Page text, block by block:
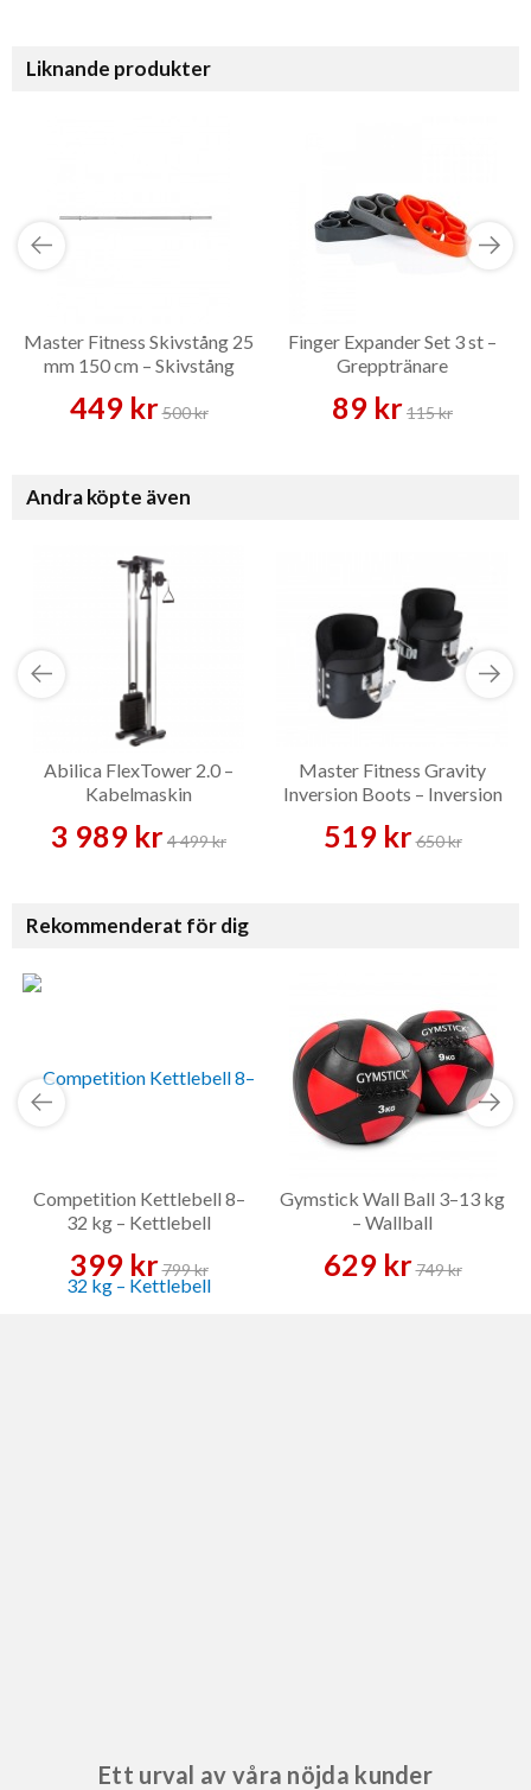
Liknande produkter
Master Fitness Skivstång 25
mm 150 cm – Skivstång
449 kr500 kr
Finger Expander Set 3 st –
Grepptränare
89 kr115 kr
Andra köpte även
Abilica FlexTower 2.0 –
Kabelmaskin
3 989 kr4 499 kr
Master Fitness Gravity
Inversion Boots – Inversion
519 kr650 kr
Rekommenderat för dig
Competition Kettlebell 8–
32 kg – Kettlebell
399 kr799 kr
Gymstick Wall Ball 3–13 kg
– Wallball
629 kr749 kr
Ett urval av våra nöjda kunder